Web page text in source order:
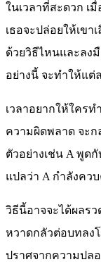
ในเวลาที่สะดวก เ
เธอจะปล่อยให้เขา
ด้วยวิธีไหนและลง
อย่างนี้ จะทำให้แ
เวลาอยากให้ใคร
ความผิดพลาด จะ
ตัวอย่างเช่น A พูด
แปลว่า A กำลังคว
วิธีนี้อาจจะได้ผลรว
หวาดกลัวต่อบทลง
ปราศจากความปล